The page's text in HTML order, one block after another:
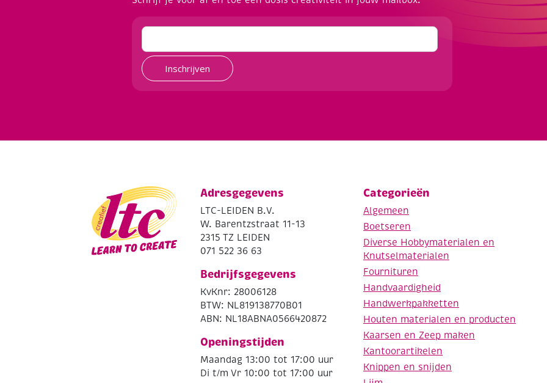
Inschrijven
Adresgegevens
LTC-LEIDEN B.V.
W. Barentzstraat 11-13
2315 TZ LEIDEN
071 522 36 63
Bedrijfsgegevens
KvKnr: 28006128
BTW: NL819138770B01
ABN: NL18ABNA0566420872
Openingstijden
Maandag 13:00 tot 17:00 uur
Di t/m Vr 10:00 tot 17:00 uur
Categorieën
Algemeen
Boetseren
Diverse Hobbymaterialen en
Knutselmaterialen
Fournituren
Handvaardigheid
Handwerkpakketten
Houten materialen en producten
Kaarsen en Zeep maken
Kantoorartikelen
Knippen en snijden